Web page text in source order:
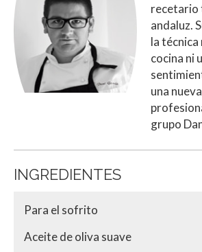
recetario
andaluz.
la técnica
cocina ni
una
grupo
INGREDIENTES
Para el sofrito
Aceite de oliva suave